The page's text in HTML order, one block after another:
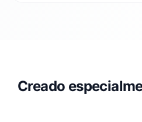
Creado